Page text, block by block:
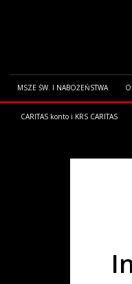
MSZE ŚW. I NABOŻEŃSTWA
CARITAS konto i KRS CARITAS